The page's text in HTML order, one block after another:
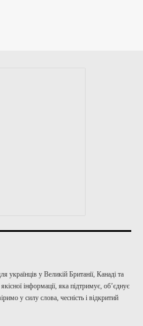
у Великій Британії, Канаді та
інформації, яка підтримує, об’єднує
у силу слова, чесність і відкритий